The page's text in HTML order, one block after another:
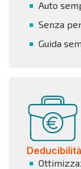
Auto
Senza
Guida
Deducibilità